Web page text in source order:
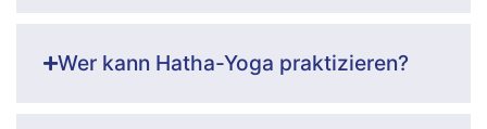
Wer kann Hatha-Yoga praktizieren?